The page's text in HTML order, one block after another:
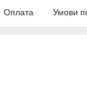
Оплата Умови